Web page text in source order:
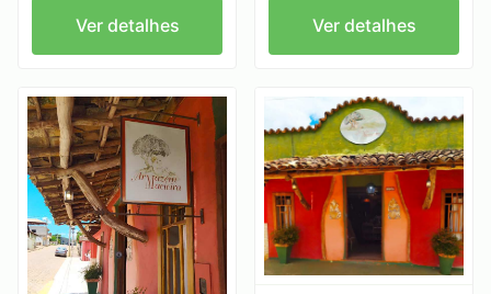
Ver detalhes Ver detalhes